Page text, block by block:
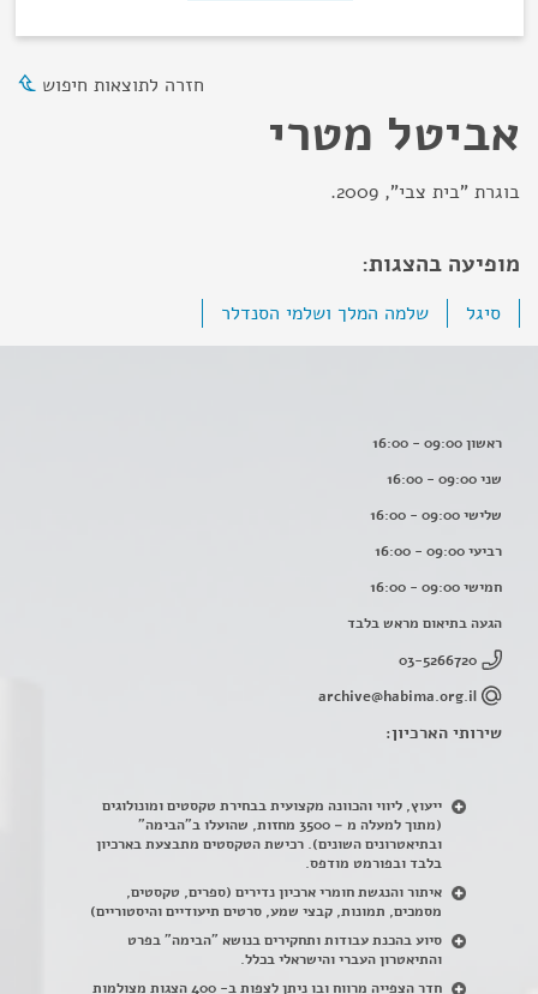
חזרה לתוצאות חיפוש
אביטל מטרי
בוגרת "בית צבי", 2009.
מופיעה בהצגות:
סיגל שלמה המלך ושלמי הסנדלר
ראשון 09:00 - 16:00
שני 09:00 - 16:00
שלישי 09:00 - 16:00
רביעי 09:00 - 16:00
חמישי 09:00 - 16:00
הגעה בתיאום מראש בלבד
03-5266720
archive@habima.org.il
שירותי הארכיון:
ייעוץ, ליווי והכוונה מקצועית בבחירת טקסטים ומונולוגים
(מתוך למעלה מ – 3500 מחזות, שהועלו ב"הבימה"
ובתיאטרונים השונים). רכישת הטקסטים מתבצעת בארכיון
בלבד ובפורמט מודפס.
איתור והנגשת חומרי ארכיון נדירים (ספרים, טקסטים,
מסמכים, תמונות, קבצי שמע, סרטים תיעודיים והיסטוריים)
סיוע בהכנת עבודות ותחקירים בנושא "הבימה" בפרט
והתיאטרון העברי והישראלי בכלל.
חדר הצפייה מרווח ובו ניתן לצפות ב- 400 הצגות מצולמות